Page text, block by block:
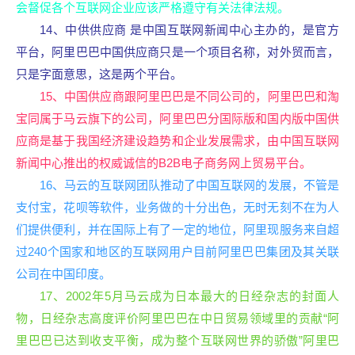
会督促各个互联网企业应该严格遵守有关法律法规。
14、中供供应商 是中国互联网新闻中心主办的，是官方
平台，阿里巴巴中国供应商只是一个项目名称，对外贸而言，
只是字面意思，这是两个平台。
15、中国供应商跟阿里巴巴是不同公司的，阿里巴巴和淘
宝同属于马云旗下的公司，阿里巴巴分国际版和国内版中国供
应商是基于我国经济建设趋势和企业发展需求，由中国互联网
新闻中心推出的权威诚信的B2B电子商务网上贸易平台。
16、马云的互联网团队推动了中国互联网的发展，不管是
支付宝，花呗等软件，业务做的十分出色，无时无刻不在为人
们提供便利，并在国际上有了一定的地位，阿里现服务来自超
过240个国家和地区的互联网用户目前阿里巴巴集团及其关联
公司在中国印度。
17、2002年5月马云成为日本最大的日经杂志的封面人
物，日经杂志高度评价阿里巴巴在中日贸易领域里的贡献“阿
里巴巴已达到收支平衡，成为整个互联网世界的骄傲”阿里巴